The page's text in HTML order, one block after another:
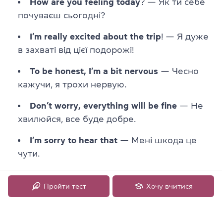
почуваєш сьогодні?
I’m really excited about the trip! — Я дуже
в захваті від цієї подорожі!
To be honest, I’m a bit nervous — Чесно
кажучи, я трохи нервую.
Don’t worry, everything will be fine — Не
хвилюйся, все буде добре.
I’m sorry to hear that — Мені шкода це
чути.
That sounds great! — Це звучить чудово!
I agree with you— Я з тобою згоден/
Пройти тест Хочу вчитися